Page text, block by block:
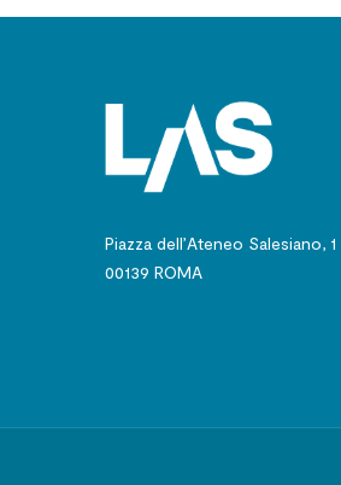
Piazza dell’Ateneo Salesiano, 1
00139 ROMA